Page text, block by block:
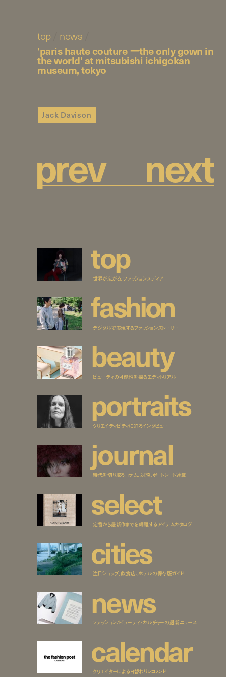
top/ news
'paris haute couture ーthe only gown in
the world' at mitsubishi ichigokan
museum, tokyo
Jack Davison
prev next
top
世界が広がる、ファッションメディア
fashion
デジタルで表現するファッションストーリー
beauty
ビューティの可能性を探るエディトリアル
portraits
クリエイティビティに迫るインタビュー
journal
時代を切り取るコラム、対談、ポートレート連載
select
定番から最新作までを網羅するアイテムカタログ
cities
注目ショップ、飲食店、ホテルの保存版ガイド
news
ファッション/ビューティ/カルチャーの最新ニュース
calendar
クリエイターによる日替わりレコメンド